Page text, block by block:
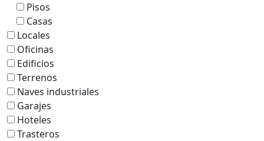
Pisos
Casas
Locales
Oficinas
Edificios
Terrenos
Naves industriales
Garajes
Hoteles
Trasteros